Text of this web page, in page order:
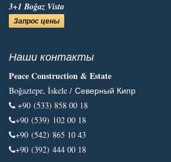
3+1 Boğaz Vista
Запрос цены
Наши контакты
Peace Construction & Estate
Boğaztepe, İskele / Северный Кипр
+90 (533) 858 00 18
+90 (539) 102 00 18
+90 (542) 865 10 43
+90 (392) 444 00 18